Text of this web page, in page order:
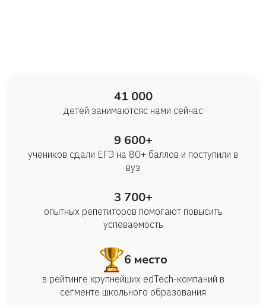
41 000
детей занимаются с нами сейчас
9 600+
учеников сдали ЕГЭ на 80+ баллов и поступили в
вуз
3 700+
опытных репетиторов помогают повысить
успеваемость
6 место
в рейтинге крупнейших edTech-компаний в
сегменте школьного образования